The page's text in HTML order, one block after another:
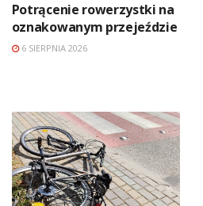
Potrącenie rowerzystki na
oznakowanym przejeździe
6 SIERPNIA 2026